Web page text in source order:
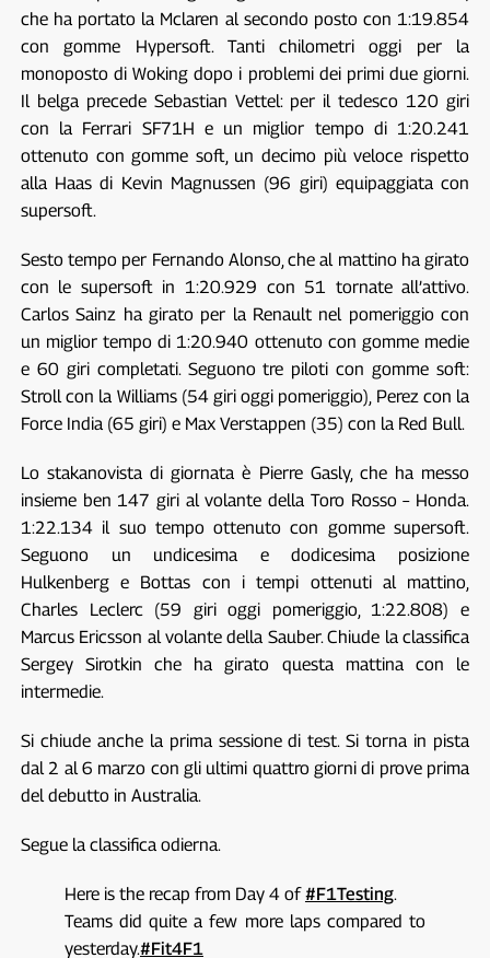
che ha portato la Mclaren al secondo posto con 1:19.854
con gomme Hypersoft. Tanti chilometri oggi per la
monoposto di Woking dopo i problemi dei primi due giorni.
Il belga precede Sebastian Vettel: per il tedesco 120 giri
con la Ferrari SF71H e un miglior tempo di 1:20.241
ottenuto con gomme soft, un decimo più veloce rispetto
alla Haas di Kevin Magnussen (96 giri) equipaggiata con
supersoft.
Sesto tempo per Fernando Alonso, che al mattino ha girato
con le supersoft in 1:20.929 con 51 tornate all’attivo.
Carlos Sainz ha girato per la Renault nel pomeriggio con
un miglior tempo di 1:20.940 ottenuto con gomme medie
e 60 giri completati. Seguono tre piloti con gomme soft:
Stroll con la Williams (54 giri oggi pomeriggio), Perez con la
Force India (65 giri) e Max Verstappen (35) con la Red Bull.
Lo stakanovista di giornata è Pierre Gasly, che ha messo
insieme ben 147 giri al volante della Toro Rosso – Honda.
1:22.134 il suo tempo ottenuto con gomme supersoft.
Seguono un undicesima e dodicesima posizione
Hulkenberg e Bottas con i tempi ottenuti al mattino,
Charles Leclerc (59 giri oggi pomeriggio, 1:22.808) e
Marcus Ericsson al volante della Sauber. Chiude la classifica
Sergey Sirotkin che ha girato questa mattina con le
intermedie.
Si chiude anche la prima sessione di test. Si torna in pista
dal 2 al 6 marzo con gli ultimi quattro giorni di prove prima
del debutto in Australia.
Segue la classifica odierna.
Here is the recap from Day 4 of#F1Testing.
Teams did quite a few more laps compared to
yesterday.#Fit4F1